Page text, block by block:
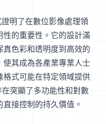
明了在數位影像處理領
的重要性。它的設計滿
色彩和透明度到高效的
其成為各產業專業人士
格式可能在特定領域提供
突顯了多功能性和對數
接控制的持久價值。